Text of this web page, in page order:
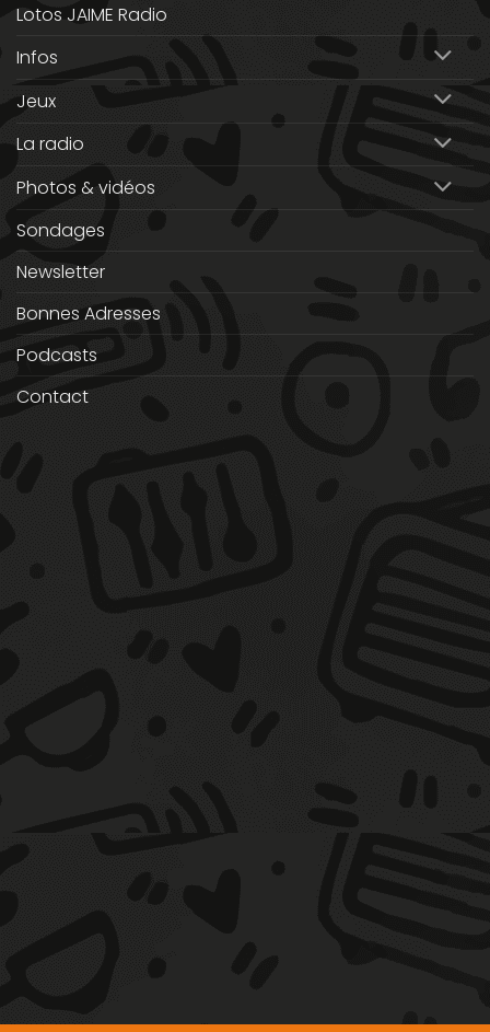
Lotos JAIME Radio
Infos
Jeux
La radio
Photos & vidéos
Sondages
Newsletter
Bonnes Adresses
Podcasts
Contact